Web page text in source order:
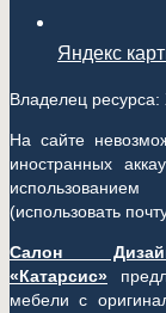
Яндекс
Владелец
На сайте
иностранных
(использовать
Салон
«Катарсис»
мебели с